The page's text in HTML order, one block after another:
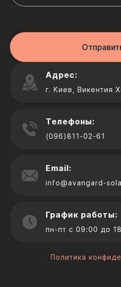
Адрес:
г. Киев, Викентия
Телефоны:
(096)811-02-61
Email:
info@avangard-
График работы:
пн-пт с 09:00 до
Политика